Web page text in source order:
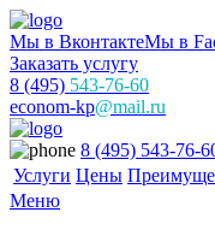
Мы в ВконтактеМы в
Заказать услугу
8 (495) 543-76-60
econom-kp@mail.ru
8 (495) 543-76-
Услуги Цены
Меню